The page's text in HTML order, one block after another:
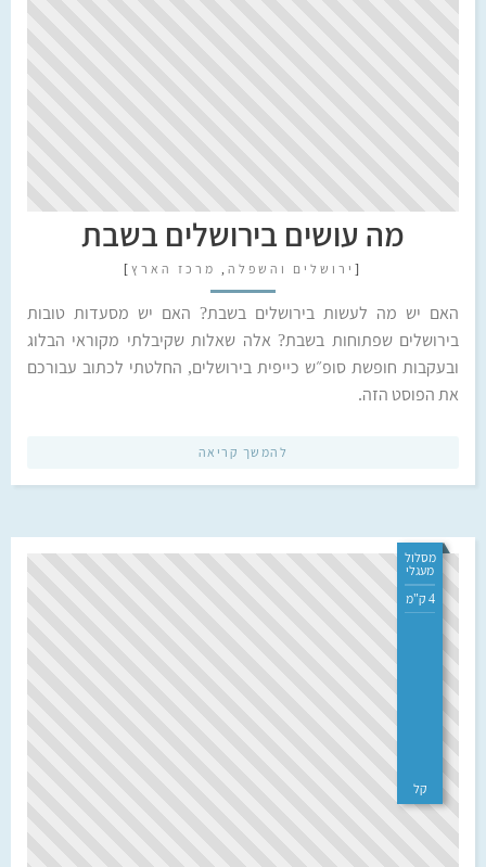
מה עושים בירושלים בשבת
[ ירושלים והשפלה , מרכז הארץ ]
האם יש מה לעשות בירושלים בשבת? האם יש מסעדות טובות
בירושלים שפתוחות בשבת? אלה שאלות שקיבלתי מקוראי הבלוג
ובעקבות חופשת סופ״ש כייפית בירושלים, החלטתי לכתוב עבורכם
את הפוסט הזה.
להמשך קריאה
מסלול
מעגלי
4 ק"מ
קל